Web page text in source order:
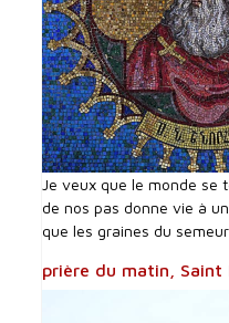
Je veux que le monde se
de nos pas donne vie à
que les graines du semeur
prière du matin, Saint